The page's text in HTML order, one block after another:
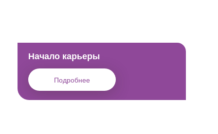
Начало карьеры
Подробнее